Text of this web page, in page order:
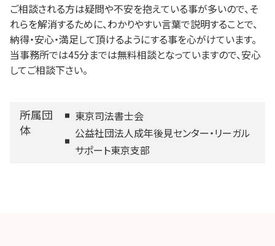
ご相談される方は疑問や不安を抱えている事が多いので、そ
れらを解消するために、わかりやすい言葉で説明することで、
納得・安心・満足して頂けるようにする事を心がけています。
当事務所では45分までは無料相談となっていますので、安心
してご相談下さい。
所属団
体
東京司法書士会
公益社団法人成年後見センター・リーガル
サポート東京支部